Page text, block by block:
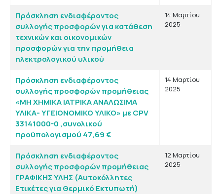
Πρόσκληση ενδιαφέροντος
συλλογής προσφορών για κατάθεση
τεχνικών και οικονομικών
προσφορών για την προμήθεια
ηλεκτρολογικού υλικού
14 Μαρτίου
2025
Πρόσκληση ενδιαφέροντος
συλλογής προσφορών προμήθειας
«ΜΗ ΧΗΜΙΚΑ ΙΑΤΡΙΚΑ ΑΝΑΛΩΣΙΜΑ
ΥΛΙΚΑ- ΥΓΕΙΟΝΟΜΙΚΟ ΥΛΙΚΟ» με CPV
33141000-0 ,συνολικού
προϋπολογισμού 47,69 €
14 Μαρτίου
2025
Πρόσκληση ενδιαφέροντος
συλλογής προσφορών προμήθειας
ΓΡΑΦΙΚΗΣ ΥΛΗΣ (Αυτοκόλλητες
Ετικέτες για Θερμικό Εκτυπωτή)
12 Μαρτίου
2025